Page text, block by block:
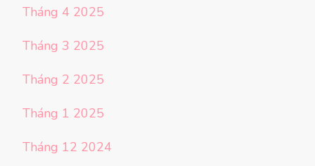
Tháng 4 2025
Tháng 3 2025
Tháng 2 2025
Tháng 1 2025
Tháng 12 2024